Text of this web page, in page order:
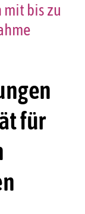
für
bis zu